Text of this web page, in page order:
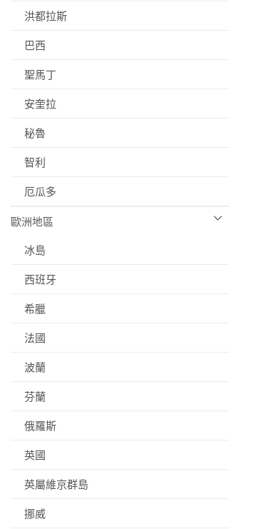
洪都拉斯
巴西
聖馬丁
安奎拉
秘魯
智利
厄瓜多
歐洲地區
冰島
西班牙
希臘
法國
波蘭
芬蘭
俄羅斯
英國
英屬維京群島
挪威